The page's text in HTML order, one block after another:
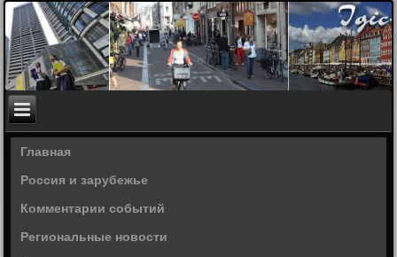
Главная
Россия и зарубежье
Комментарии событий
Региональные новости